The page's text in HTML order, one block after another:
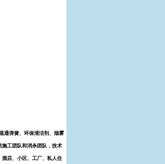
通弹簧、环保清洁剂、烟雾
工团队和消杀团队，技术
酒店、小区、工厂、私人住